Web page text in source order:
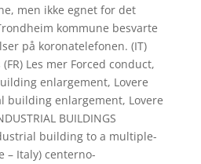
men ikke egnet for det
kommune besvarte
på koronatelefonen. (IT)
Les mer Forced conduct,
enlargement, Lovere
building enlargement, Lovere
BUILDINGS
building to a multiple-
– Italy) centerno-